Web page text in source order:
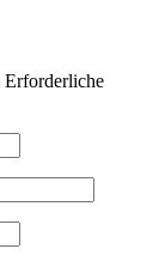
Erforderliche